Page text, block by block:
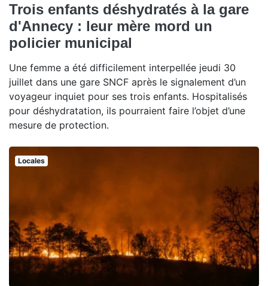
Trois enfants déshydratés à la gare
d'Annecy : leur mère mord un
policier municipal
Une femme a été difficilement interpellée jeudi 30
juillet dans une gare SNCF après le signalement d’un
voyageur inquiet pour ses trois enfants. Hospitalisés
pour déshydratation, ils pourraient faire l’objet d’une
mesure de protection.
Locales